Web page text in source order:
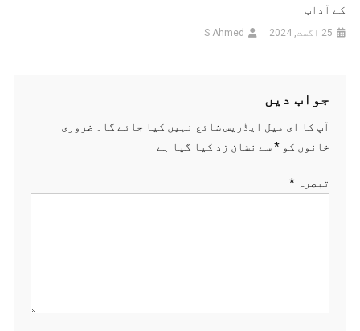
کے آداب
25 اگست, 2024 S Ahmed
جواب دیں
آپ کا ای میل ایڈریس شائع نہیں کیا جائے گا۔
ضروری
خانوں کو *سے نشان زد کیا گیا ہے
تبصرہ *